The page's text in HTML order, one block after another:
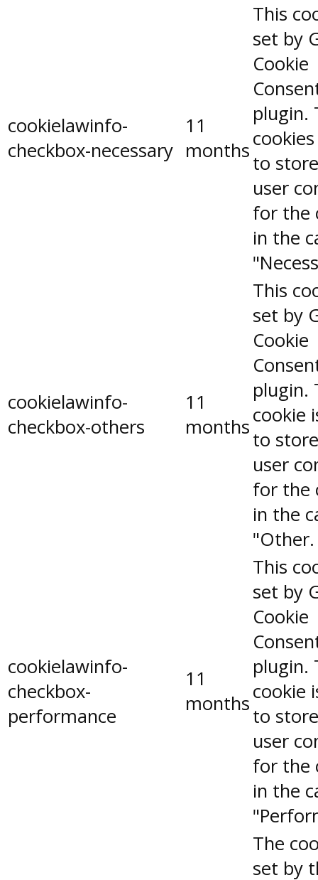
cookielawinfo-
checkbox-necessary
11
months
This
set by
Cookie
plugin.
to
user
for the
in the
cookielawinfo-
checkbox-others
11
months
This
set by
Cookie
plugin.
cookie
to
user
for the
in the
"Other.
cookielawinfo-
checkbox-
performance
11
months
This
set by
Cookie
plugin.
cookie
to
user
for the
in the
The
set by